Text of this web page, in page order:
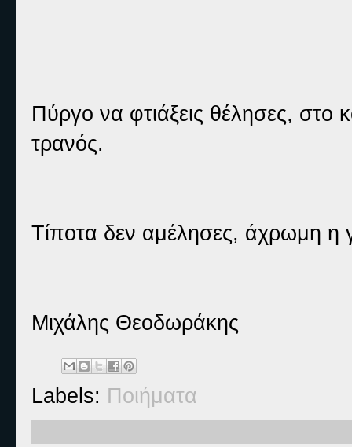
Πύργο να φτιάξεις θέλησες, στο
τρανός.
Τίποτα δεν αμέλησες, άχρωμη η
Μιχάλης Θεοδωράκης
Labels: Ποιήματα